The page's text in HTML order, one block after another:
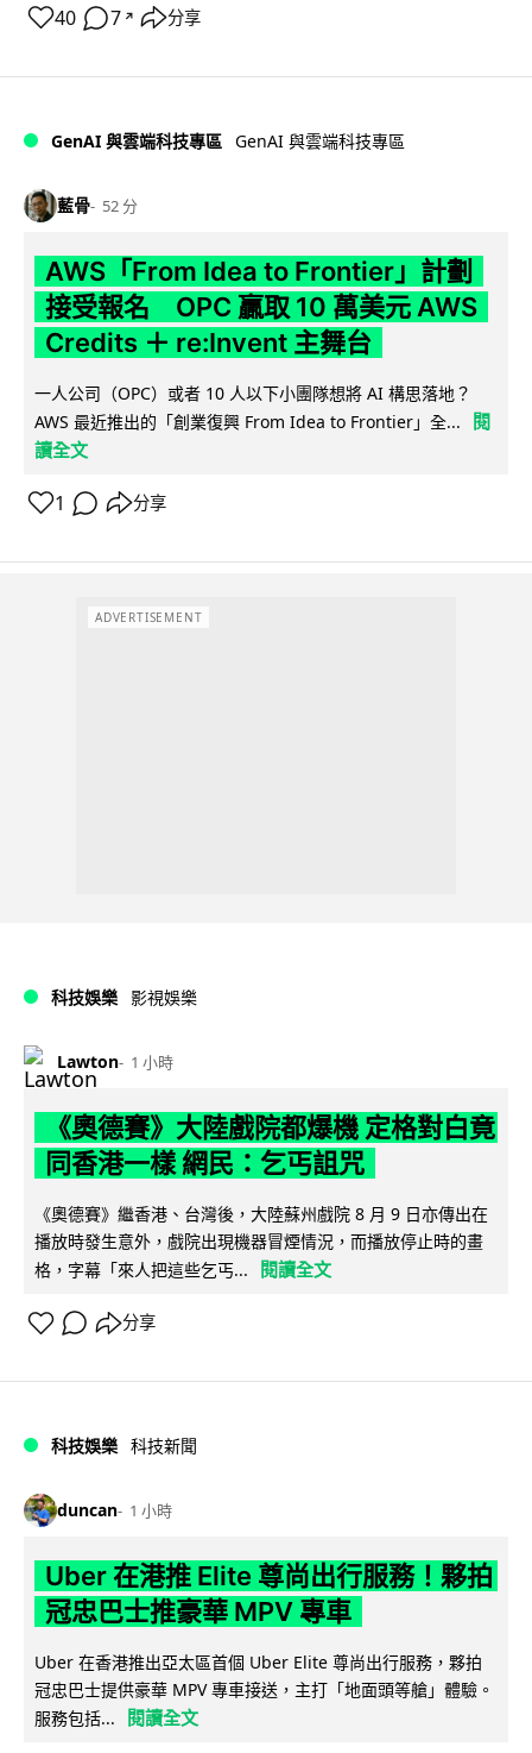
40 7 ↗ 分享
GenAI 與雲端科技專區 GenAI 與雲端科技專區
藍骨 52 分
AWS「From Idea to Frontier」計劃
接受報名 OPC 贏取 10 萬美元 AWS
Credits ＋ re:Invent 主舞台
一人公司（OPC）或者 10 人以下小團隊想將 AI 構思落地？
AWS 最近推出的「創業復興 From Idea to Frontier」全...
閱
讀全文
1 分享
ADVERTISEMENT
科技娛樂 影視娛樂
Lawton 1 小時
《奧德賽》大陸戲院都爆機 定格對白竟
同香港一樣 網民：乞丐詛咒
《奧德賽》繼香港、台灣後，大陸蘇州戲院 8 月 9 日亦傳出在
播放時發生意外，戲院出現機器冒煙情況，而播放停止時的畫
格，字幕「來人把這些乞丐...
閱讀全文
分享
科技娛樂 科技新聞
duncan 1 小時
Uber 在港推 Elite 尊尚出行服務！夥拍
冠忠巴士推豪華 MPV 專車
Uber 在香港推出亞太區首個 Uber Elite 尊尚出行服務，夥拍
冠忠巴士提供豪華 MPV 專車接送，主打「地面頭等艙」體驗。
服務包括...
閱讀全文